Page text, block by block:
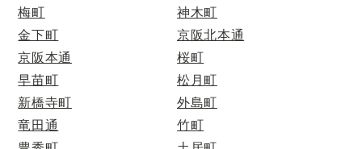
梅町
神木町
金下町
京阪北本通
京阪本通
桜町
早苗町
松月町
新橋寺町
外島町
竜田通
竹町